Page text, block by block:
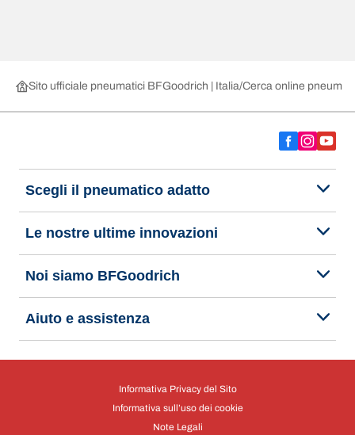
Sito ufficiale pneumatici BFGoodrich | Italia Cerca online
Scegli il pneumatico adatto
Le nostre ultime innovazioni
Noi siamo BFGoodrich
Aiuto e assistenza
Informativa Privacy del Sito
Informativa sull’uso dei cookie
Note Legali